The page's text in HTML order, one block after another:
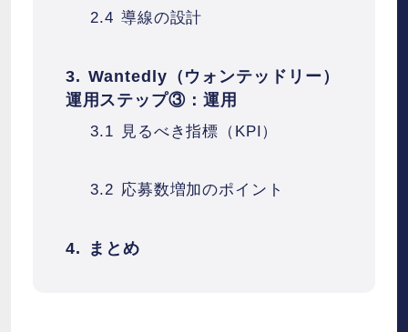
導線の設計
Wantedly（ウォンテッドリー）
運用ステップ③：運用
見るべき指標（KPI）
応募数増加のポイント
まとめ